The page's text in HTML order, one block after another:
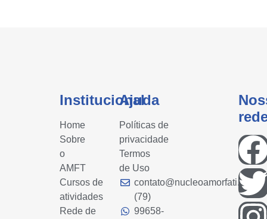
Institucional
Home
Sobre
o
AMFT
Cursos de
atividades
Rede de
Ajuda
Políticas de
privacidade
Termos
de Uso
contato@nucleoamorfati.com
(79)
99658-